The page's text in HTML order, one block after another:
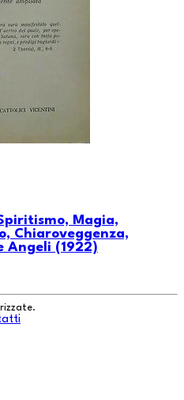
Magia,
Chiaroveggenza,
Angeli (1922)